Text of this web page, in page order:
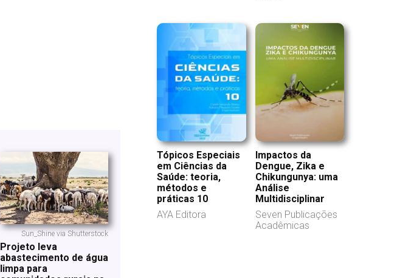
Sun_Shine via Shutterstock
Projeto leva
abastecimento de água
limpa para
Tópicos Especiais
em Ciências da
Saúde: teoria,
métodos e
práticas 10
AYA Editora
Impactos da
Dengue, Zika e
Chikungunya: uma
Análise
Multidisciplinar
Seven Publicações
Acadêmicas